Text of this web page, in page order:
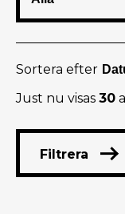
Sortera efter
Just nu visas 30
Filtrera